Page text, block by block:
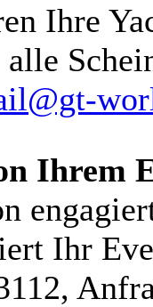
Ihre
alle
Ihrem
Ihr